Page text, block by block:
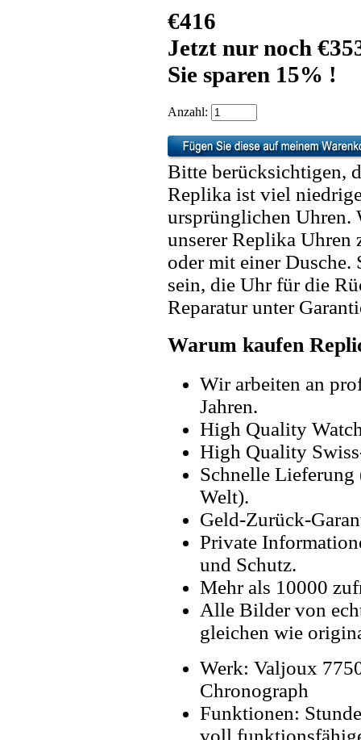
€416
Jetzt nur noch
Sie sparen 15% !
Anzahl:
Bitte berücksichtigen,
Replika ist viel
ursprünglichen Uhren.
unserer Replika Uhren
oder mit einer
sein, die Uhr für die
Reparatur unter
Warum kaufen
Wir arbeiten an
Jahren.
High Quality
High Quality
Schnelle Lieferung
Welt).
Geld-Zurück-
Private
und Schutz.
Mehr als 10000
Alle Bilder von
gleichen wie
Werk: Valjoux
Chronograph
Funktionen:
voll